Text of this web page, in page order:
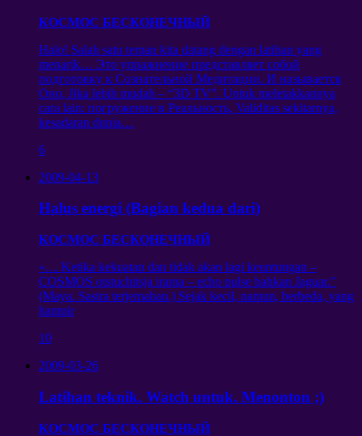
КОСМОС БЕСКОНЕЧНЫЙ
Halo! Salah satu teman kita datang dengan latihan yang
menarik… Это упражнение представляет собой
подготовку к Сознательной Медитации. И называется
Оно, Jika lebih mudah – “3D TV”. Untuk meletakkannya
cara lain: погружение в Реальность, Validitas sekitarnya,
kesadaran dunia…
6
2009-04-13
Halus energi (Bagian kedua dari)
КОСМОС БЕСКОНЕЧНЫЙ
«… Ketika kekuatan dan tidak akan lagi keuntungan –
COSMOS otstuchitsja irama – echo pulse bahkan Jaguar."
(Maya. Sastra terjemahan.) Sejak kecil, namun, berbeda, yang
hampir
10
2009-03-26
Latihan teknik. Watch untuk. Menonton ;)
КОСМОС БЕСКОНЕЧНЫЙ